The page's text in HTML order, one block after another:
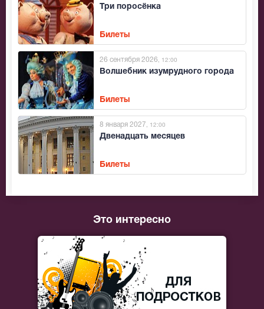
Три поросёнка
Билеты
Волшебник изумрудного города
26 сентября 2026 , 12:00
Билеты
Двенадцать месяцев
8 января 2027 , 12:00
Билеты
Это интересно